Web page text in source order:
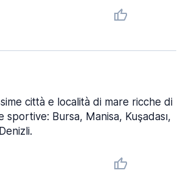
città e località di mare ricche di
sportive: Bursa, Manisa, Kuşadası,